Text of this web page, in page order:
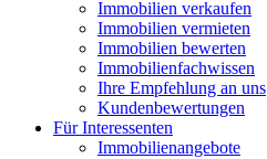
Immobilien verkaufen
Immobilien vermieten
Immobilien bewerten
Immobilienfachwissen
Ihre Empfehlung an uns
Kundenbewertungen
Für Interessenten
Immobilienangebote